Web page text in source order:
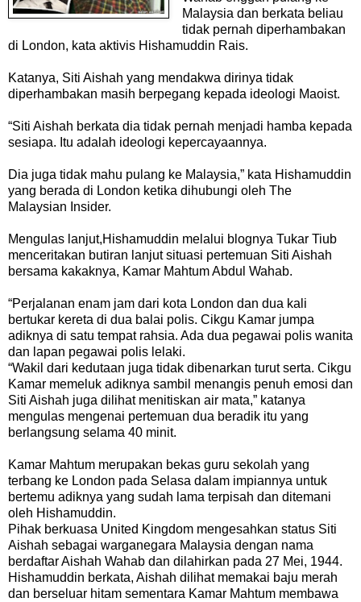
Malaysia dan berkata beliau
tidak pernah diperhambakan
di London, kata aktivis Hishamuddin Rais.
Katanya, Siti Aishah yang mendakwa dirinya tidak
diperhambakan masih berpegang kepada ideologi Maoist.
“Siti Aishah berkata dia tidak pernah menjadi hamba kepada
sesiapa. Itu adalah ideologi kepercayaannya.
Dia juga tidak mahu pulang ke Malaysia,” kata Hishamuddin
yang berada di London ketika dihubungi oleh The
Malaysian Insider.
Mengulas lanjut,Hishamuddin melalui blognya Tukar Tiub
menceritakan butiran lanjut situasi pertemuan Siti Aishah
bersama kakaknya, Kamar Mahtum Abdul Wahab.
“Perjalanan enam jam dari kota London dan dua kali
bertukar kereta di dua balai polis. Cikgu Kamar jumpa
adiknya di satu tempat rahsia. Ada dua pegawai polis wanita
dan lapan pegawai polis lelaki.
“Wakil dari kedutaan juga tidak dibenarkan turut serta. Cikgu
Kamar memeluk adiknya sambil menangis penuh emosi dan
Siti Aishah juga dilihat menitiskan air mata,” katanya
mengulas mengenai pertemuan dua beradik itu yang
berlangsung selama 40 minit.
Kamar Mahtum merupakan bekas guru sekolah yang
terbang ke London pada Selasa dalam impiannya untuk
bertemu adiknya yang sudah lama terpisah dan ditemani
oleh Hishamuddin.
Pihak berkuasa United Kingdom mengesahkan status Siti
Aishah sebagai warganegara Malaysia dengan nama
berdaftar Aishah Wahab dan dilahirkan pada 27 Mei, 1944.
Hishamuddin berkata, Aishah dilihat memakai baju merah
dan berseluar hitam sementara Kamar Mahtum membawa